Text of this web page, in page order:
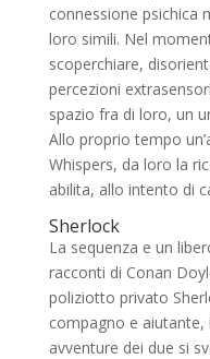
connessione psichica
loro simili. Nel
scoperchiare,
percezioni
spazio fra di loro, un
Allo proprio tempo
Whispers, da loro la
abilita, allo intento di
Sherlock
La sequenza e un
racconti di Conan
poliziotto privato
compagno e aiutante,
avventure dei due si